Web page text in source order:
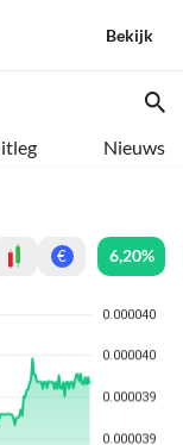
Bekijk
Nieuws
€ 6,20%